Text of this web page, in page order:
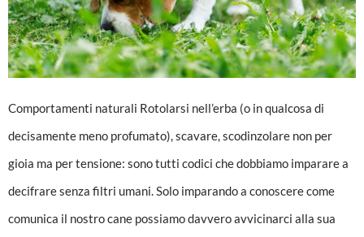
Comportamenti naturali Rotolarsi nell’erba (o in qualcosa di
decisamente meno profumato), scavare, scodinzolare non per
gioia ma per tensione: sono tutti codici che dobbiamo imparare a
decifrare senza filtri umani. Solo imparando a conoscere come
comunica il nostro cane possiamo davvero avvicinarci alla sua